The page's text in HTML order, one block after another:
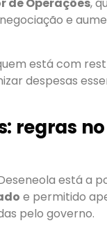
de Operações,
e
está com
despesas
regras
está a
e permitido
pelo governo.